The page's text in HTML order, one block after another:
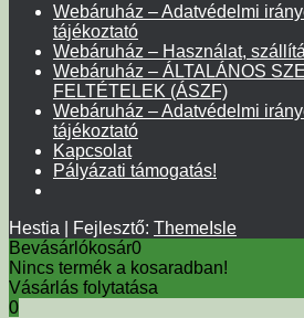
Webáruház – Adatvédelmi
tájékoztató
Webáruház – Használat,
Webáruház – ÁLTALÁNOS
FELTÉTELEK (ÁSZF)
Webáruház – Adatvédelmi
tájékoztató
Kapcsolat
Pályázati támogatás!
Hestia | Fejlesztő: ThemeIsle
Bevásárlókosár0
Nincs termék a kosaradban!
Vásárlás folytatása
0